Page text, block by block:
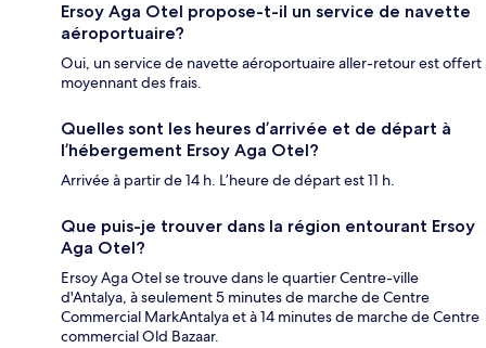
Ersoy Aga Otel propose-t-il un service de navette
aéroportuaire?
Oui, un service de navette aéroportuaire aller-retour est offert
moyennant des frais.
Quelles sont les heures d’arrivée et de départ à
l’hébergement Ersoy Aga Otel?
Arrivée à partir de 14 h. L’heure de départ est 11 h.
Que puis-je trouver dans la région entourant Ersoy
Aga Otel?
Ersoy Aga Otel se trouve dans le quartier Centre-ville
d'Antalya, à seulement 5 minutes de marche de Centre
Commercial MarkAntalya et à 14 minutes de marche de Centre
commercial Old Bazaar.